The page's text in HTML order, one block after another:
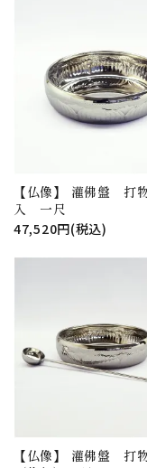
【仏像】 灌佛盤 打
入 一尺
47,520円(税込)
【仏像】 灌佛盤 打